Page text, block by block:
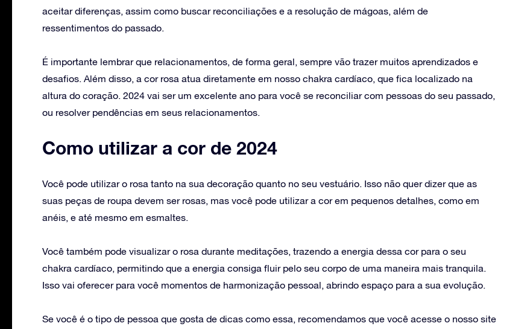
aceitar diferenças, assim como buscar reconciliações e a resolução de mágoas, além de
ressentimentos do passado.
É importante lembrar que relacionamentos, de forma geral, sempre vão trazer muitos aprendizados e
desafios. Além disso, a cor rosa atua diretamente em nosso chakra cardíaco, que fica localizado na
altura do coração. 2024 vai ser um excelente ano para você se reconciliar com pessoas do seu passado,
ou resolver pendências em seus relacionamentos.
Como utilizar a cor de 2024
Você pode utilizar o rosa tanto na sua decoração quanto no seu vestuário. Isso não quer dizer que as
suas peças de roupa devem ser rosas, mas você pode utilizar a cor em pequenos detalhes, como em
anéis, e até mesmo em esmaltes.
Você também pode visualizar o rosa durante meditações, trazendo a energia dessa cor para o seu
chakra cardíaco, permitindo que a energia consiga fluir pelo seu corpo de uma maneira mais tranquila.
Isso vai oferecer para você momentos de harmonização pessoal, abrindo espaço para a sua evolução.
Se você é o tipo de pessoa que gosta de dicas como essa, recomendamos que você acesse o nosso site